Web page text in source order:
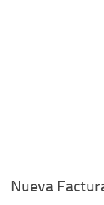
Nueva